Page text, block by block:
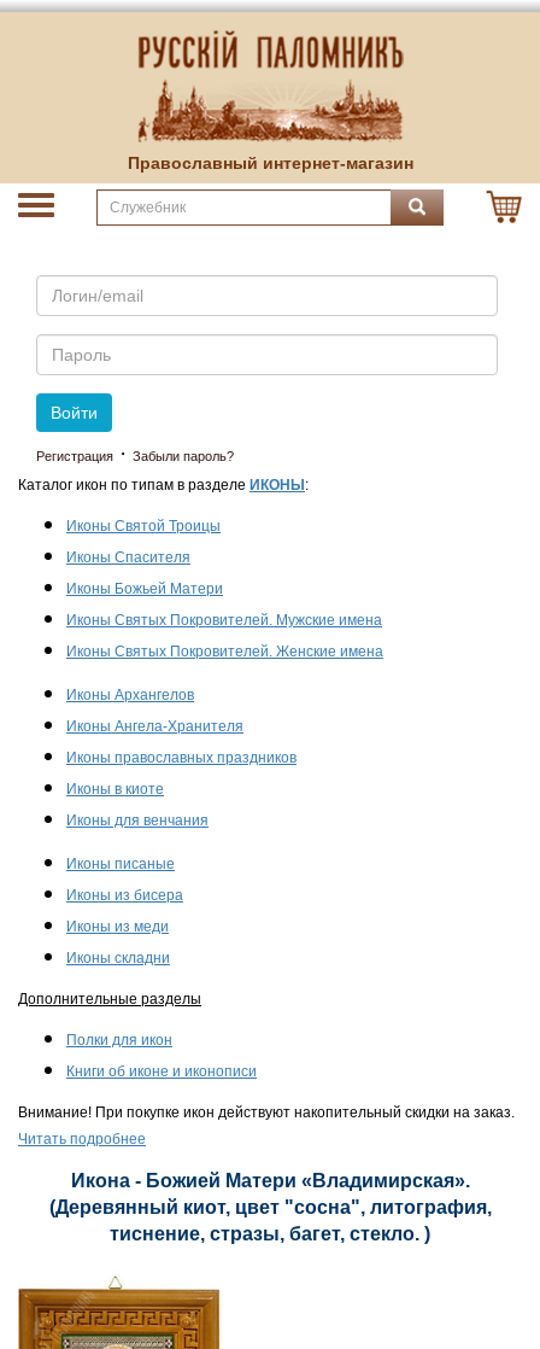
Православный интернет-магазин
Email
Пароль
Войти
Регистрация · Забыли пароль?
Каталог икон по типам в разделе ИКОНЫ :
Иконы Святой Троицы
Иконы Спасителя
Иконы Божьей Матери
Иконы Святых Покровителей. Мужские имена
Иконы Святых Покровителей. Женские имена
Иконы Архангелов
Иконы Ангела-Хранителя
Иконы православных праздников
Иконы в киоте
Иконы для венчания
Иконы писаные
Иконы из бисера
Иконы из меди
Иконы складни
Дополнительные разделы
Полки для икон
Книги об иконе и иконописи
Внимание! При покупке икон действуют накопительный скидки на заказ.
Читать подробнее
Икона - Божией Матери «Владимирская».
(Деревянный киот, цвет "сосна", литография,
тиснение, стразы, багет, стекло. )